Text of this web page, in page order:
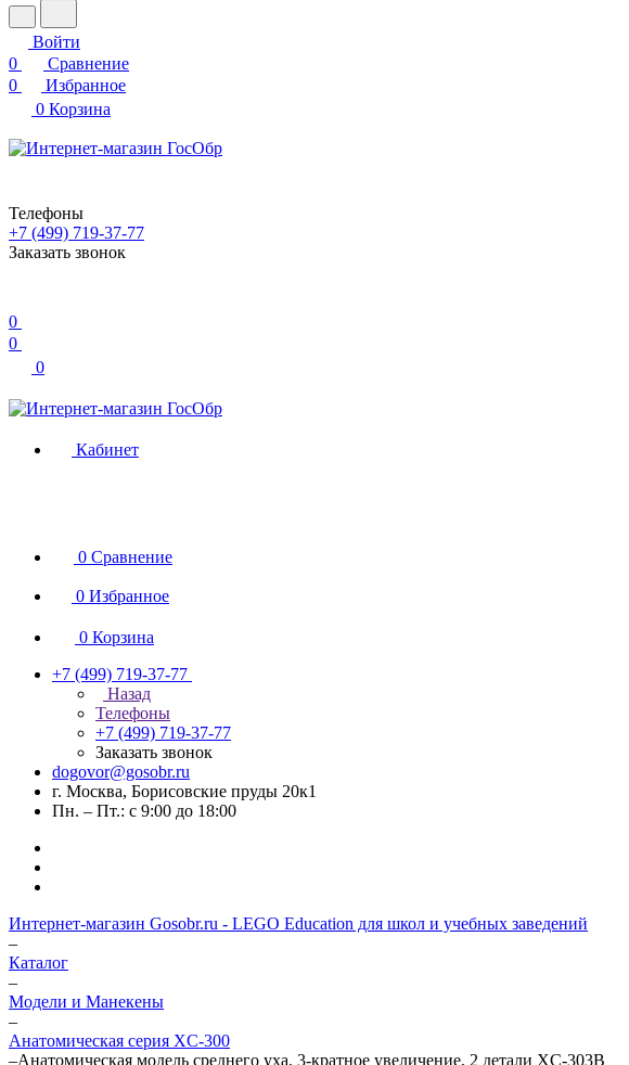
Войти
0
Сравнение
0
Избранное
0 Корзина
Телефоны
+7 (499) 719-37-77
Заказать звонок
0
0
0
Кабинет
0 Сравнение
0 Избранное
0 Корзина
+7 (499) 719-37-77
Назад
Телефоны
+7 (499) 719-37-77
Заказать звонок
dogovor@gosobr.ru
г. Москва, Борисовские пруды 20к1
Пн. – Пт.: с 9:00 до 18:00
Интернет-магазин Gosobr.ru - LEGO Education для школ и учебных заведений
–
Каталог
–
Модели и Манекены
–
Анатомическая серия XC-300
–Анатомическая модель среднего уха, 3-кратное увеличение, 2 детали XC-303B